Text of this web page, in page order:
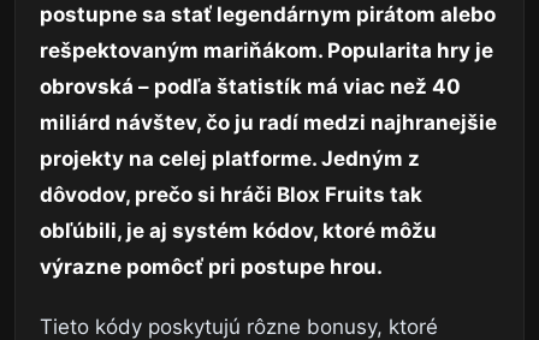
postupne sa stať legendárnym pirátom alebo
rešpektovaným mariňákom. Popularita hry je
obrovská – podľa štatistík má viac než 40
miliárd návštev, čo ju radí medzi najhranejšie
projekty na celej platforme. Jedným z
dôvodov, prečo si hráči Blox Fruits tak
obľúbili, je aj systém kódov, ktoré môžu
výrazne pomôcť pri postupe hrou.
Tieto kódy poskytujú rôzne bonusy, ktoré